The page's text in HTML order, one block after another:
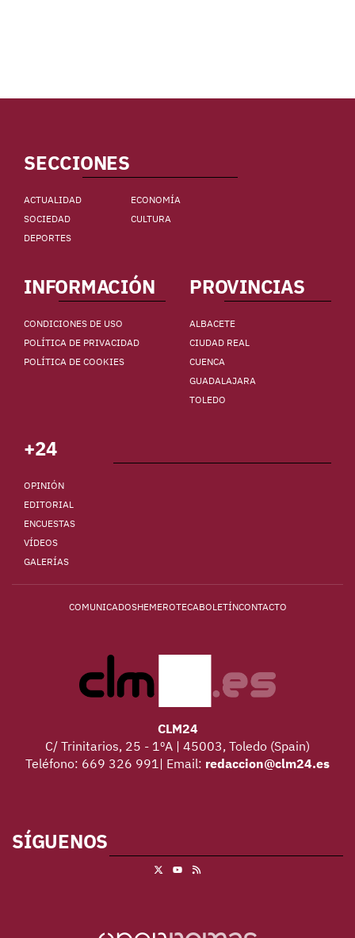
SECCIONES
ACTUALIDAD
ECONOMÍA
SOCIEDAD
CULTURA
DEPORTES
INFORMACIÓN
CONDICIONES DE USO
POLÍTICA DE PRIVACIDAD
POLÍTICA DE COOKIES
PROVINCIAS
ALBACETE
CIUDAD REAL
CUENCA
GUADALAJARA
TOLEDO
+24
OPINIÓN
EDITORIAL
ENCUESTAS
VÍDEOS
GALERÍAS
COMUNICADOSHEMEROTECABOLETÍNCONTACTO
CLM24
C/ Trinitarios, 25 - 1ºA | 45003, Toledo (Spain)
Teléfono: 669 326 991| Email: redaccion@clm24.es
SÍGUENOS